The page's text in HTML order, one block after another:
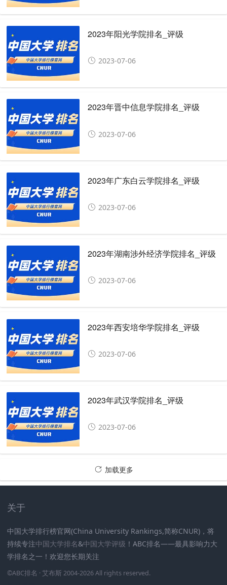
2023年阳光学院排名_评级
2023-07-06
2023年晋中信息学院排名_评级
2023-07-06
2023年广东白云学院排名_评级
2023-07-06
2023年湖南涉外经济学院排名_评级
2023-07-06
2023年西安培华学院排名_评级
2023-07-06
2023年武汉学院排名_评级
2023-07-06
加载更多
关于
中国大学排行榜官网(China University Rankings,简称CNUR)，将
持续专注中国大学排名&中国大学评级 ！ABC排名——最具影响力大
学排名之一！欢迎您长期关注
©ABC排名 · 艾布斯 2004-2026 All rights reserved.